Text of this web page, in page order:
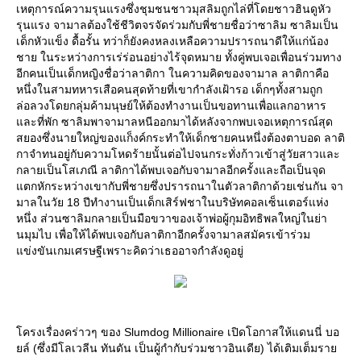
เหตุการณ์ความรุนแรงซึ่งชุมชนชาวมุสลิมถูกไล่ที่โดยชาวฮินดูหัว
รุนแรง จามาลต้องใช้ชีวิตจรจัดร่วมกับพี่ชายชื่อว่าซาลิม ซาลิมเป็น
เด็กหัวแข็ง ดื้อรั้น ทว่าก็ยังคงหลงเหลือความปรารถนาดีให้แก่น้อง
ชาย ในระหว่างการเร่ร่อนอย่างไร้จุดหมาย ทั้งคู่พบเจอเพื่อนร่วมทาง
อีกคนเป็นเด็กหญิงชื่อว่าลาติกา ในความคิดของจามาล ลาติกาคือ
หนึ่งในสามทหารเสือคนสุดท้ายที่เขากำลังเฝ้ารอ เด็กๆทั้งสามถูก
ล่อลวงโดยกลุ่มค้ามนุษย์ให้ต้องทำงานเป็นขอทานเพื่อแลกอาหาร
ละที่พัก ซาลิมพาจามาลหนีออกมาได้หลังจากพบเจอเหตุการณ์สุด
สยองซึ่งนายใหญ่ของแก็งค์กระทำให้เด็กชายคนหนึ่งต้องตาบอด ลาติ
กาจำทนอยู่กับความโหดร้ายนั้นต่อไปจนกระทั่งก้าวเข้าสู่วัยสาวและ
กลายเป็นโสเภณี ลาติกาได้พบเจอกับจามาลอีกครั้งและถือเป็นจุด
ตกหักระหว่างเขากับพี่ชายซึ่งปรารถนาในตัวลาติกาด้วยเช่นกัน จา
มาลในวัย 18 ปีทำงานเป็นเด็กเสิร์ฟชาในบริษัทคอลเซ็นเตอร์แห่ง
หนึ่ง ส่วนซาลิมกลายเป็นมือขวาของเจ้าพ่อผู้กุมอิทธิพลใหญ่ในย่า
นมุมไบ เพื่อให้ได้พบเจอกับลาติกาอีกครั้งจามาลสมัครเข้าร่วม
ข่งขันเกมเศรษฐีเพราะคิดว่าเธออาจกำลังดูอยู่
ครงเรื่องคร่าวๆ ของ Slumdog Millionaire เปิดโอกาสให้แดนนี่ บอ
ล์ (ซึ่งมีโลเวลีน ทันดัน เป็นผู้กำกับร่วมชาวอินเดีย) ได้เติมเต็มรา